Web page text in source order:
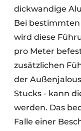
dickwandige
Bei
wird diese
pro Meter
zusätzlichen
der
Stucks - kann
werden. Das
Falle einer